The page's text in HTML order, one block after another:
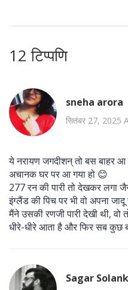
12 टिप्पणि
sneha arora
सितंबर 27, 2025
ये नरायण जगदीशन् तो बस बाहर
अचानक घर पर आ गया हो 😊
277 रन की पारी तो देखकर लगा
इंग्लैंड की पिच पर भी वो अपना
मैंने उसकी रणजी पारी देखी थी, वो
धीरे-धीरे आता है और फिर सब कुछ
Sagar